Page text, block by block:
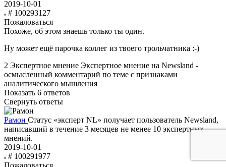
2019-10-01
# 100293127
Пожаловаться
Похоже, об этом знаешь только ты один.
Ну может ещё парочка коллег из твоего трольчатника :-)
2 Экспертное мнение Экспертное мнение на Newsland -
осмысленный комментарий по теме с признаками
аналитического мышления
Показать 6 ответов
Свернуть ответы
Рамон Статус «эксперт NL» получает пользователь Newsland,
написавший в течение 3 месяцев не менее 10 экспертных
мнений.
2019-10-01
# 100291977